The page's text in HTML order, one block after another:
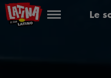
Le